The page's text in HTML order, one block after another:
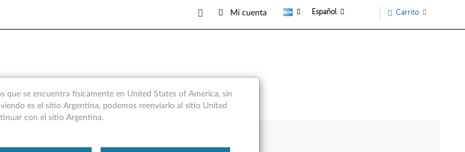
Mi cuenta Español Carrito
que se encuentra físicamente en United States of America, sin
es el sitio Argentina, podemos reenviarlo al sitio United
con el sitio Argentina.